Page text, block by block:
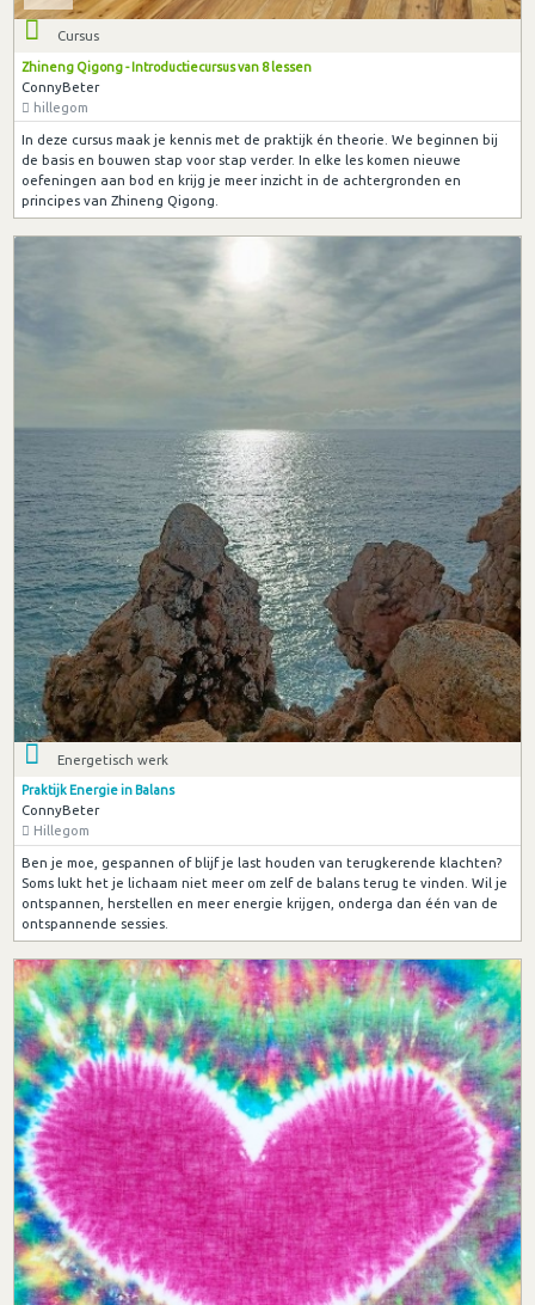
Cursus
Zhineng Qigong - Introductiecursus van 8 lessen
ConnyBeter
hillegom
In deze cursus maak je kennis met de praktijk én theorie. We beginnen bij
de basis en bouwen stap voor stap verder. In elke les komen nieuwe
oefeningen aan bod en krijg je meer inzicht in de achtergronden en
principes van Zhineng Qigong.
Energetisch werk
Praktijk Energie in Balans
ConnyBeter
Hillegom
Ben je moe, gespannen of blijf je last houden van terugkerende klachten?
Soms lukt het je lichaam niet meer om zelf de balans terug te vinden. Wil je
ontspannen, herstellen en meer energie krijgen, onderga dan één van de
ontspannende sessies.